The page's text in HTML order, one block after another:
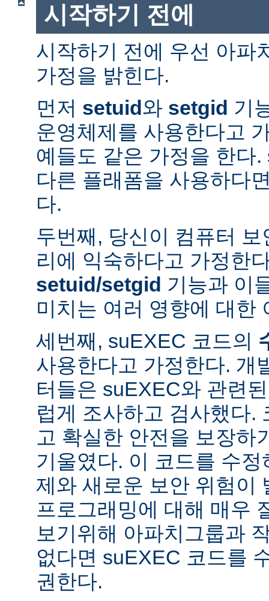
시작하기 전에
시작하기 전에 우선 아파
가정을 밝힌다.
먼저 setuid와 setgid 기
운영체제를 사용한다고
예들도 같은 가정을 한다
다른 플래폼을 사용하다
다.
두번째, 당신이 컴퓨터
리에 익숙하다고 가정한
setuid/setgid 기능과 이
미치는 여러 영향에 대한
세번째, suEXEC 코드의
사용한다고 가정한다. 개
터들은 suEXEC와 관련
럽게 조사하고 검사했다.
고 확실한 안전을 보장하
기울였다. 이 코드를 수
제와 새로운 보안 위험이
프로그래밍에 대해 매우
보기위해 아파치그룹과
없다면 suEXEC 코드를
권한다.